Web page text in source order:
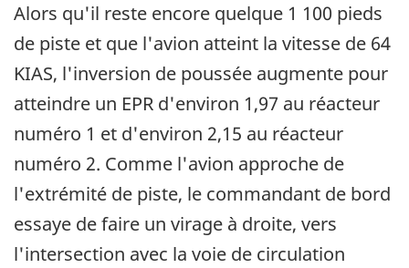
Alors qu'il reste encore quelque 1 100 pieds
de piste et que l'avion atteint la vitesse de 64
KIAS, l'inversion de poussée augmente pour
atteindre un EPR d'environ 1,97 au réacteur
numéro 1 et d'environ 2,15 au réacteur
numéro 2. Comme l'avion approche de
l'extrémité de piste, le commandant de bord
essaye de faire un virage à droite, vers
l'intersection avec la voie de circulation